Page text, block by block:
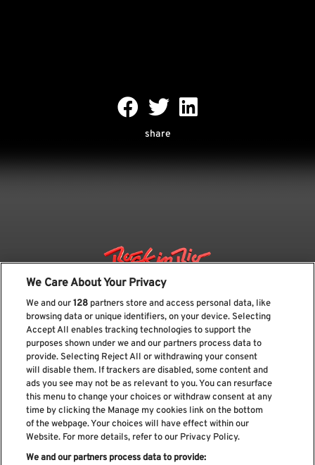
share
Suscríbase a nuestro boletín
He leído y acepto el Política de privacidad
We Care About Your Privacy
We and our128 partners store and access personal data, like
browsing data or unique identifiers, on your device. Selecting
Accept All enables tracking technologies to support the
purposes shown under we and our partners process data to
provide. Selecting Reject All or withdrawing your consent
will disable them. If trackers are disabled, some content and
ads you see may not be as relevant to you. You can resurface
this menu to change your choices or withdraw consent at any
time by clicking the Manage my cookies link on the bottom
of the webpage. Your choices will have effect within our
Website. For more details, refer to our Privacy Policy.
We and our partners process data to provide: